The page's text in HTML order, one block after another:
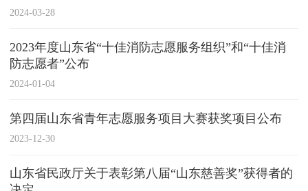
2024-03-28
2023年度山东省“十佳消防志愿服务组织”和“十佳消
防志愿者”公布
2024-01-04
第四届山东省青年志愿服务项目大赛获奖项目公布
2023-12-30
山东省民政厅关于表彰第八届“山东慈善奖”获得者的